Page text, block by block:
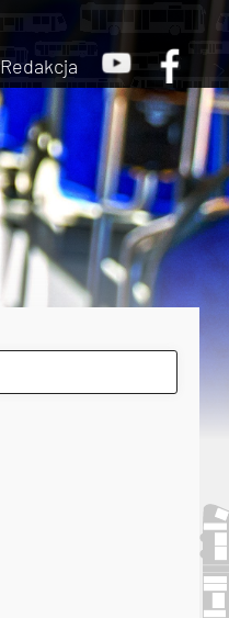
Redakcja